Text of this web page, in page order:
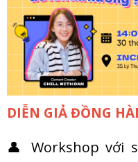
DIỄN GIẢ ĐỒNG
👤 Workshop với